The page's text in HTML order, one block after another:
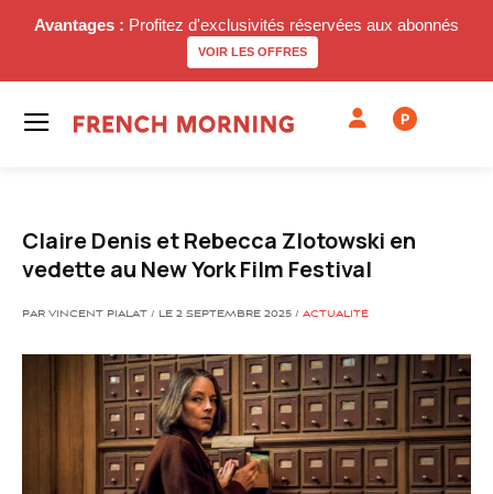
Avantages : Profitez d'exclusivités réservées aux abonnés
VOIR LES OFFRES
P
Claire Denis et Rebecca Zlotowski en
vedette au New York Film Festival
PAR VINCENT PIALAT / LE 2 SEPTEMBRE 2025 / ACTUALITÉ